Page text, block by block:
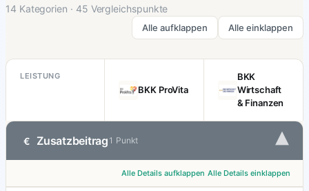
14 Kategorien · 45 Vergleichspunkte
Alle aufklappen Alle einklappen
LEISTUNG
BKK ProVita
BKK
Wirtschaft
& Finanzen
€ Zusatzbeitrag 1 Punkt ▾
Alle Details aufklappen Alle Details einklappen